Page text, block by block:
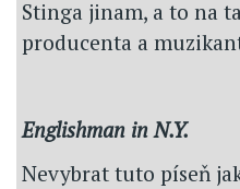
Stinga jinam, a to na
producenta a
Englishman in N.Y.
Nevybrat tuto píseň